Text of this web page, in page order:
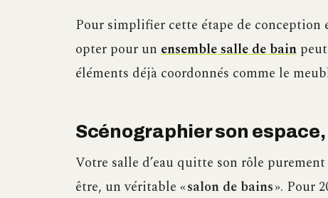
Pour simplifier cette étape de
opter pour un ensemble salle de bain
éléments déjà coordonnés comme le
Scénographier son
Votre salle d’eau quitte son rôle
être, un véritable «salon de bains». Pour